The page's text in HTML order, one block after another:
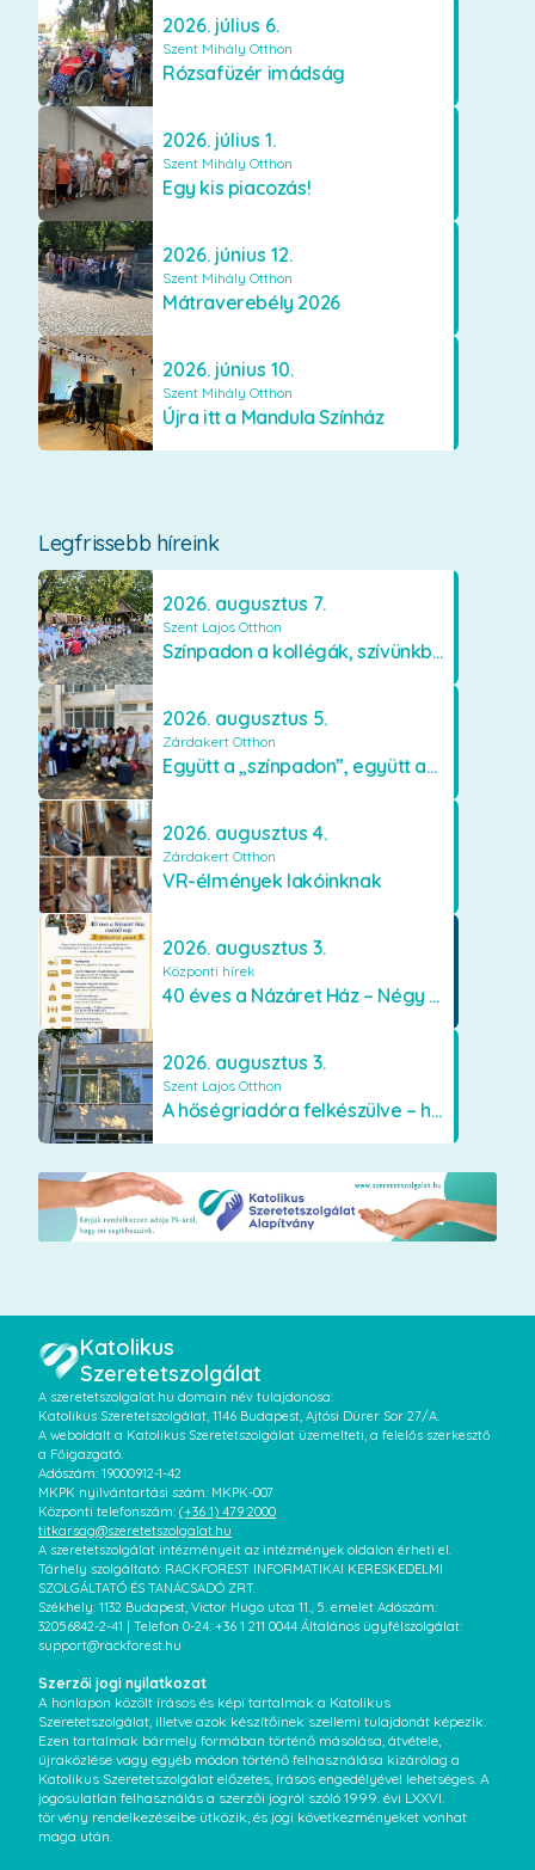
2026. július 6.
Szent Mihály Otthon
Rózsafüzér imádság
2026. július 1.
Szent Mihály Otthon
Egy kis piacozás!
2026. június 12.
Szent Mihály Otthon
Mátraverebély 2026
2026. június 10.
Szent Mihály Otthon
Újra itt a Mandula Színház
Legfrissebb híreink
2026. augusztus 7.
Szent Lajos Otthon
Színpadon a kollégák, szívünkben a lakók
2026. augusztus 5.
Zárdakert Otthon
Együtt a „színpadon”, együtt az élményekért 🎭✨
2026. augusztus 4.
Zárdakert Otthon
VR-élmények lakóinknak
2026. augusztus 3.
Központi hírek
40 éves a Názáret Ház – Négy évtized szeretetben és gondoskodásban
2026. augusztus 3.
Szent Lajos Otthon
A hőségriadóra felkészülve – hűsítő fejlesztések a Szent Lajos Otthonban
Katolikus
Szeretetszolgálat
A szeretetszolgalat.hu domain név tulajdonosa:
Katolikus Szeretetszolgálat, 1146 Budapest, Ajtósi Dürer Sor 27/A.
A weboldalt a Katolikus Szeretetszolgálat üzemelteti, a felelős szerkesztő
a Főigazgató.
Adószám: 19000912-1-42
MKPK nyilvántartási szám: MKPK-007
Központi telefonszám: (+36 1) 479 2000
titkarsag@szeretetszolgalat.hu
A szeretetszolgálat intézményeit az intézmények oldalon érheti el.
Tárhely szolgáltató: RACKFOREST INFORMATIKAI KERESKEDELMI
SZOLGÁLTATÓ ÉS TANÁCSADÓ ZRT.
Székhely: 1132 Budapest, Victor Hugo utca 11., 5. emelet Adószám:
32056842-2-41 | Telefon 0-24: +36 1 211 0044 Általános ügyfélszolgálat:
support@rackforest.hu
Szerzői jogi nyilatkozat
A honlapon közölt írásos és képi tartalmak a Katolikus
Szeretetszolgálat, illetve azok készítőinek szellemi tulajdonát képezik.
Ezen tartalmak bármely formában történő másolása, átvétele,
újraközlése vagy egyéb módon történő felhasználása kizárólag a
Katolikus Szeretetszolgálat előzetes, írásos engedélyével lehetséges. A
jogosulatlan felhasználás a szerzői jogról szóló 1999. évi LXXVI.
törvény rendelkezéseibe ütközik, és jogi következményeket vonhat
maga után.